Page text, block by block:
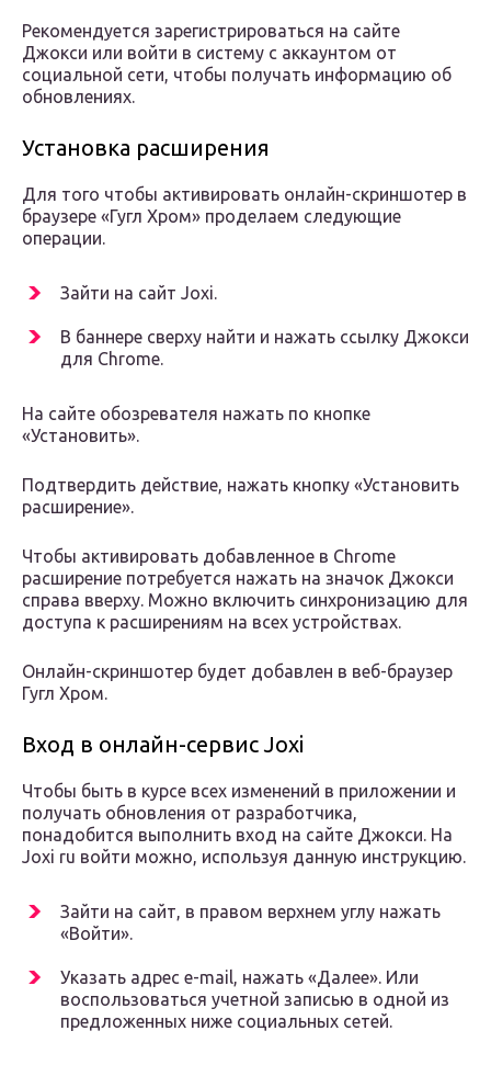
Рекомендуется зарегистрироваться на сайте
Джокси или войти в систему с аккаунтом от
социальной сети, чтобы получать информацию об
обновлениях.
Установка расширения
Для того чтобы активировать онлайн-скриншотер в
браузере «Гугл Хром» проделаем следующие
операции.
Зайти на сайт Joxi.
В баннере сверху найти и нажать ссылку Джокси
для Chrome.
На сайте обозревателя нажать по кнопке
«Установить».
Подтвердить действие, нажать кнопку «Установить
расширение».
Чтобы активировать добавленное в Chrome
расширение потребуется нажать на значок Джокси
справа вверху. Можно включить синхронизацию для
доступа к расширениям на всех устройствах.
Онлайн-скриншотер будет добавлен в веб-браузер
Гугл Хром.
Вход в онлайн-сервис Joxi
Чтобы быть в курсе всех изменений в приложении и
получать обновления от разработчика,
понадобится выполнить вход на сайте Джокси. На
Joxi ru войти можно, используя данную инструкцию.
Зайти на сайт, в правом верхнем углу нажать
«Войти».
Указать адрес e-mail, нажать «Далее». Или
воспользоваться учетной записью в одной из
предложенных ниже социальных сетей.